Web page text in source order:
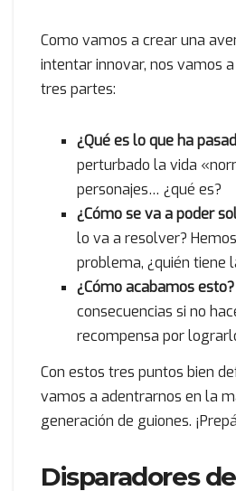
Como vamos a crear una
intentar innovar, nos vamos
tres partes:
¿Qué es lo que ha
perturbado la vida
personajes… ¿qué es?
¿Cómo se va a poder
lo va a resolver?
problema, ¿quién tiene
¿Cómo acabamos esto?
consecuencias si no
recompensa por
Con estos tres puntos bien
vamos a adentrarnos en la
generación de guiones.
Disparadores